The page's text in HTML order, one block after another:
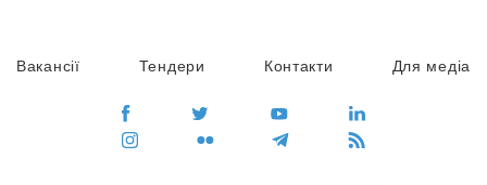
Вакансії Тендери Контакти Для медіа